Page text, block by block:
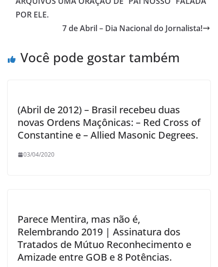
POR ELE.
7 de Abril – Dia Nacional do Jornalista!
Você pode gostar também
(Abril de 2012) – Brasil recebeu duas
novas Ordens Maçônicas: – Red Cross of
Constantine e – Allied Masonic Degrees.
03/04/2020
Parece Mentira, mas não é,
Relembrando 2019 | Assinatura dos
Tratados de Mútuo Reconhecimento e
Amizade entre GOB e 8 Potências.